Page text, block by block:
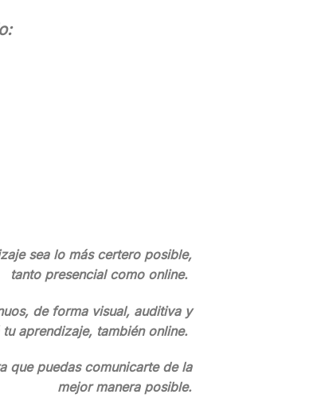
sea lo más certero posible,
tanto presencial como online.
de forma visual, auditiva y
aprendizaje, también online.
que puedas comunicarte de la
mejor manera posible.